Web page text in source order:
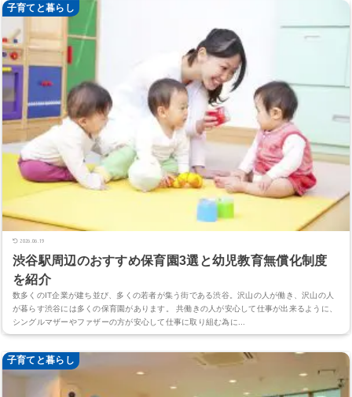
子育てと暮らし
渋谷駅周辺のおすすめ保育園3選と幼児教育無償化制度
を紹介
2026.06.19
数多くのIT企業が建ち並び、多くの若者が集う街である渋谷。沢山の人が働き、沢山の人
が暮らす渋谷には多くの保育園があります。 共働きの人が安心して仕事が出来るように、
シングルマザーやファザーの方が安心して仕事に取り組む為に...
子育てと暮らし